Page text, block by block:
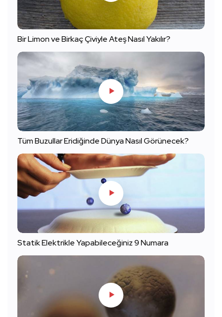
Bir Limon ve Birkaç Çiviyle Ateş Nasıl Yakılır?
Tüm Buzullar Eridiğinde Dünya Nasıl Görünecek?
Statik Elektrikle Yapabileceğiniz 9 Numara